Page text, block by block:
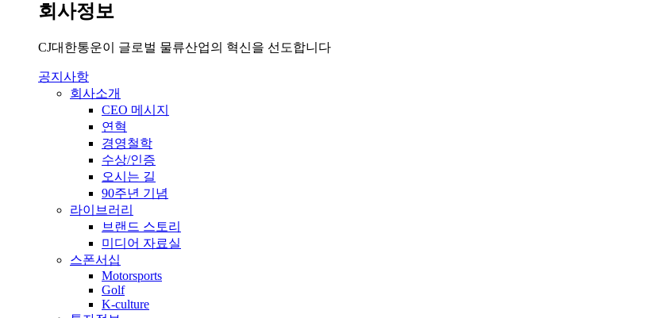
회사정보
CJ대한통운이 글로벌 물류산업의 혁신을 선도합니다
공지사항
회사소개
CEO 메시지
연혁
경영철학
수상/인증
오시는 길
90주년 기념
라이브러리
브랜드 스토리
미디어 자료실
스폰서십
Motorsports
Golf
K-culture